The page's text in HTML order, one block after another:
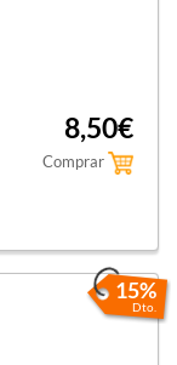
8,50€
Comprar
15%
Dto.